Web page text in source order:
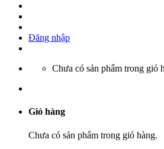
Đăng nhập
Chưa có sản phẩm trong giỏ
Giỏ hàng
Chưa có sản phẩm trong giỏ hàng.